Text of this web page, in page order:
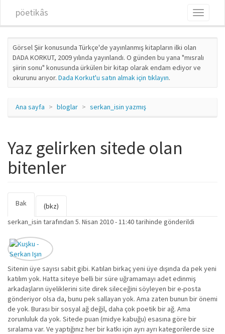
pöetikâs
Toggle
Görsel Şiir konusunda Türkçe'de yayınlanmış kitapların ilki olan
DADA KORKUT, 2009 yılında yayınlandı. O günden bu yana "mısralı
şiirin sonu" konusunda ürkülen bir kitap olarak endam ediyor ve
okurunu arıyor. Dada Korkut'u satın almak için tıklayın.
Ana sayfa bloglar serkan_isin yazmış
Yaz gelirken sitede olan
bitenler
Birincil sekmeler
Bak
sekme)
(bkz)
serkan_isin tarafından 5. Nisan 2010 - 11:40 tarihinde gönderildi
Sitenin üye sayısı sabit gibi. Katılan birkaç yeni üye dışında da pek yeni
katılım yok. Hatta siteye belli bir süre uğramamayı adet edinmiş
arkadaşların üyeliklerini site direk sileceğini söyleyen bir e-posta
gönderiyor olsa da, bunu pek sallayan yok. Ama zaten bunun bir önemi
de yok. Burası bir sosyal ağ değil, daha çok poetik bir ağ. Ama
zorunluluk da yok. Sitede puan (midye kabuğu) esasına göre bir
sıralama var. Ve yaptığınız her bir katkı için ayrı ayrı kategorilerde size